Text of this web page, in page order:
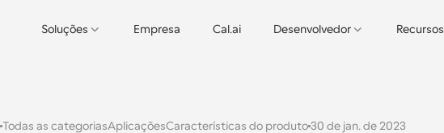
Soluções Empresa Cal.ai Desenvolvedor Recursos
Todas as categoriasAplicaçõesCaracterísticas do produto30 de jan. de 2023